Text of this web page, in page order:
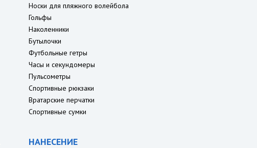
Носки для пляжного волейбола
Гольфы
Наколенники
Бутылочки
Футбольные гетры
Часы и секундомеры
Пульсометры
Спортивные рюкзаки
Вратарские перчатки
Спортивные сумки
НАНЕСЕНИЕ